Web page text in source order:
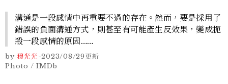
溝通是一段感情中再重要不過的存在。然而，要是採用了
錯誤的負面溝通方式，則甚至有可能產生反效果，變成扼
殺一段感情的原因……
by 穆光光-2023/08/29更新
Photo / IMDb